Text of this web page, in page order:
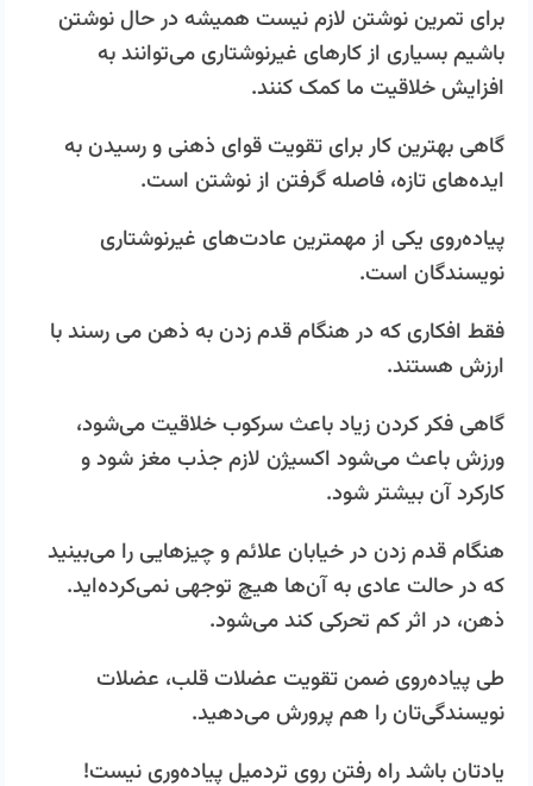
برای تمرین نوشتن لازم نیست همیشه در حال نوشتن
باشیم بسیاری از کارهای غیرنوشتاری می‌توانند به
افزایش خلاقیت ما کمک کنند.
گاهی بهترین کار برای تقویت قوای ذهنی و رسیدن به
ایده‌های تازه، فاصله گرفتن از نوشتن است.
پیاده‌روی یکی از مهمترین عادت‌های غیرنوشتاری
نویسندگان است.
فقط افکاری که در هنگام قدم زدن به ذهن می رسند با
ارزش هستند.
گاهی فکر کردن زیاد باعث سرکوب خلاقیت می‌شود،
ورزش باعث می‌شود اکسیژن لازم جذب مغز شود و
کارکرد آن بیشتر شود.
هنگام قدم زدن در خیابان علائم و چیزهایی را می‌بینید
که در حالت عادی به آن‌­ها‌ هیچ توجهی نمی‌کرده‌اید.
ذهن، در اثر کم تحرکی کند می‌شود.
طی پیاده‌روی ضمن تقویت عضلات قلب، عضلات
نویسندگی‌تان را هم پرورش می‌دهید.
یادتان باشد راه رفتن روی تردمیل پیاده‌وری نیست!